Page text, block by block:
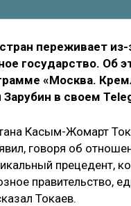
переживает
государство. Об
«Москва.
в своем
Касым-Жомарт
говоря об
прецедент,
правительство,
Токаев.